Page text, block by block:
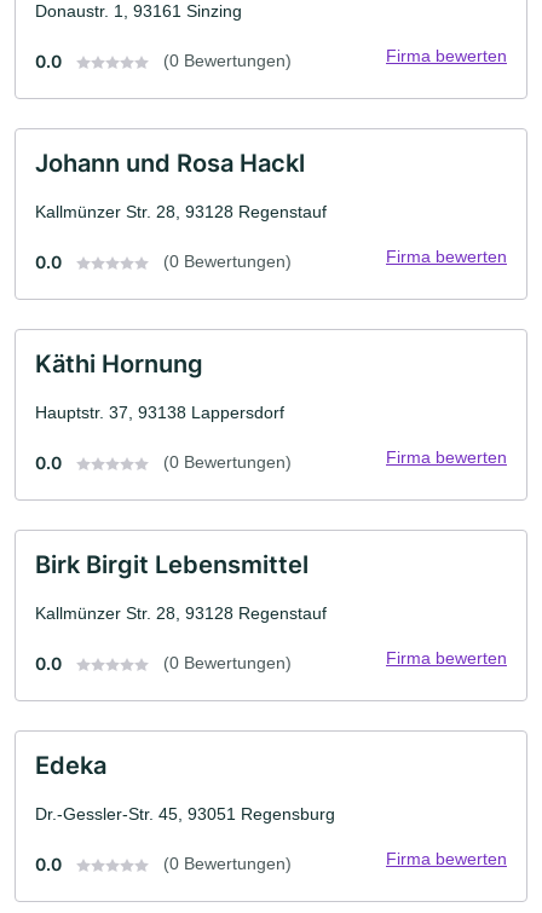
Donaustr. 1, 93161 Sinzing
0.0 (0 Bewertungen) Firma bewerten
Johann und Rosa Hackl
Kallmünzer Str. 28, 93128 Regenstauf
0.0 (0 Bewertungen) Firma bewerten
Käthi Hornung
Hauptstr. 37, 93138 Lappersdorf
0.0 (0 Bewertungen) Firma bewerten
Birk Birgit Lebensmittel
Kallmünzer Str. 28, 93128 Regenstauf
0.0 (0 Bewertungen) Firma bewerten
Edeka
Dr.-Gessler-Str. 45, 93051 Regensburg
0.0 (0 Bewertungen) Firma bewerten